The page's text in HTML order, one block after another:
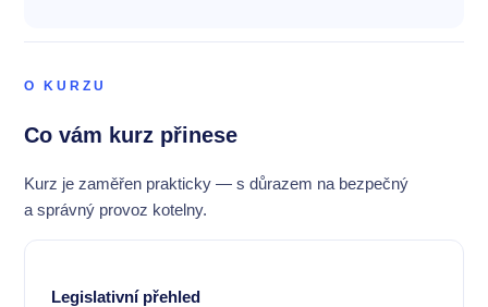
O KURZU
Co vám kurz přinese
Kurz je zaměřen prakticky — s důrazem na bezpečný
a správný provoz kotelny.
Legislativní přehled